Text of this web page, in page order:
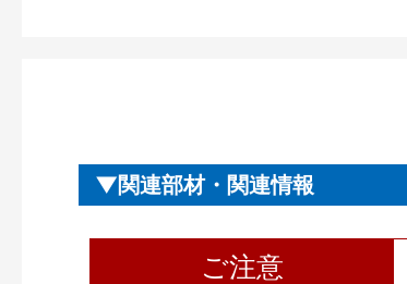
関連部材・関連情報
ご注意